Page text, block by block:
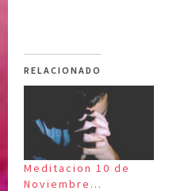
RELACIONADO
Meditacion 10 de
Noviembre…